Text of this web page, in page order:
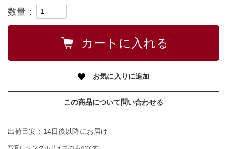
数量：
お気に入りに追加
この商品について問い合わせる
出荷目安：14日後以降にお届け